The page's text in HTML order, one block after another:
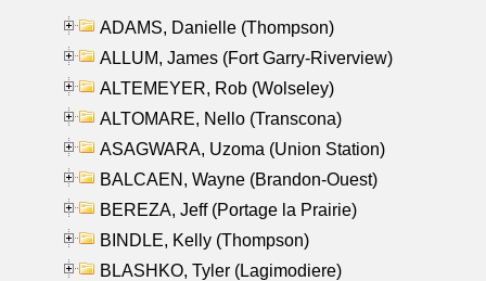
ADAMS, Danielle (Thompson)
ALLUM, James (Fort Garry-Riverview)
ALTEMEYER, Rob (Wolseley)
ALTOMARE, Nello (Transcona)
ASAGWARA, Uzoma (Union Station)
BALCAEN, Wayne (Brandon-Ouest)
BEREZA, Jeff (Portage la Prairie)
BINDLE, Kelly (Thompson)
BLASHKO, Tyler (Lagimodiere)